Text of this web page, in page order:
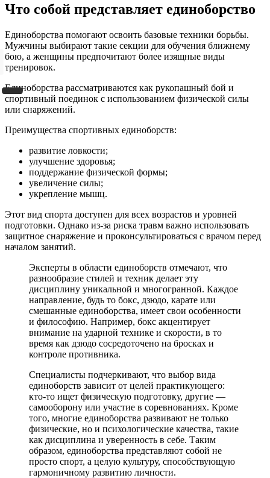
Что собой представляет единоборство
Единоборства помогают освоить базовые техники борьбы.
Мужчины выбирают такие секции для обучения ближнему
бою, а женщины предпочитают более изящные виды
тренировок.
Единоборства рассматриваются как рукопашный бой и
спортивный поединок с использованием физической силы
или снаряжений.
Преимущества спортивных единоборств:
развитие ловкости;
улучшение здоровья;
поддержание физической формы;
увеличение силы;
укрепление мышц.
Этот вид спорта доступен для всех возрастов и уровней
подготовки. Однако из-за риска травм важно использовать
защитное снаряжение и проконсультироваться с врачом перед
началом занятий.
Эксперты в области единоборств отмечают, что
разнообразие стилей и техник делает эту
дисциплину уникальной и многогранной. Каждое
направление, будь то бокс, дзюдо, карате или
смешанные единоборства, имеет свои особенности
и философию. Например, бокс акцентирует
внимание на ударной технике и скорости, в то
время как дзюдо сосредоточено на бросках и
контроле противника.
Специалисты подчеркивают, что выбор вида
единоборств зависит от целей практикующего:
кто-то ищет физическую подготовку, другие —
самооборону или участие в соревнованиях. Кроме
того, многие единоборства развивают не только
физические, но и психологические качества, такие
как дисциплина и уверенность в себе. Таким
образом, единоборства представляют собой не
просто спорт, а целую культуру, способствующую
гармоничному развитию личности.